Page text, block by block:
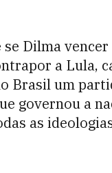
Dilma
a Lula,
Brasil um
governou a
as